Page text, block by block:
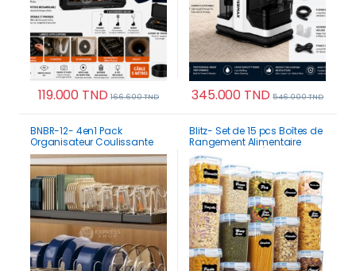
119.000 TND 166.600TND 345.000 TND 546.000TND
BNBR-12- 4en1 Pack
Organisateur Coulissante
acier inxoydable
séparateurs réglables
Blitz- Set de 15 pcs Boîtes de
Rangement Alimentaire
Hermétiques + Étiquettes
stylo Cuisine Placard